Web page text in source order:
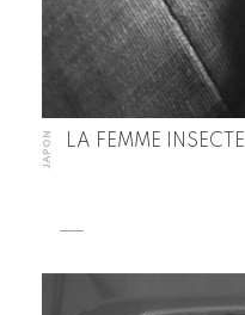
JAPON LA FEMME INSECTE